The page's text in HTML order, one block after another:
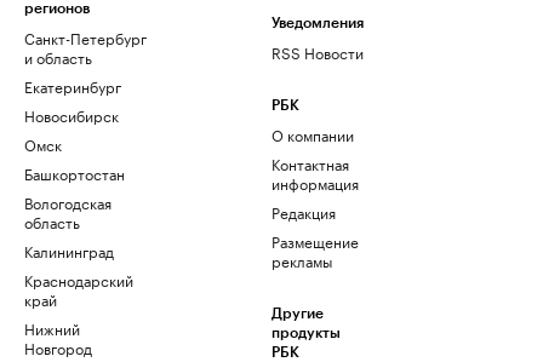
регионов
Санкт-Петербург
и область
Екатеринбург
Новосибирск
Омск
Башкортостан
Вологодская
область
Калининград
Краснодарский
край
Нижний
Новгород
Уведомления
RSS Новости
РБК
О компании
Контактная
информация
Редакция
Размещение
рекламы
Другие
продукты
РБК